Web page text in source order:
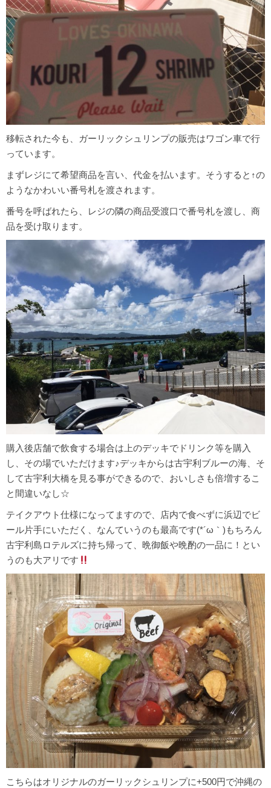
移転された今も、ガーリックシュリンプの販売はワゴン車で行
っています。
まずレジにて希望商品を言い、代金を払います。そうすると↑の
ようなかわいい番号札を渡されます。
番号を呼ばれたら、レジの隣の商品受渡口で番号札を渡し、商
品を受け取ります。
購入後店舗で飲食する場合は上のデッキでドリンク等を購入
し、その場でいただけます♪デッキからは古宇利ブルーの海、そ
して古宇利大橋を見る事ができるので、おいしさも倍増するこ
と間違いなし☆
テイクアウト仕様になってますので、店内で食べずに浜辺でビ
ール片手にいただく、なんていうのも最高です(*´ω｀)もちろん
古宇利島ロテルズに持ち帰って、晩御飯や晩酌の一品に！とい
うのも大アリです
こちらはオリジナルのガーリックシュリンプに+500円で沖縄の